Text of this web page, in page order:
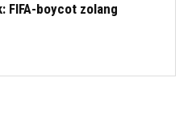
FIFA-boycot zolang